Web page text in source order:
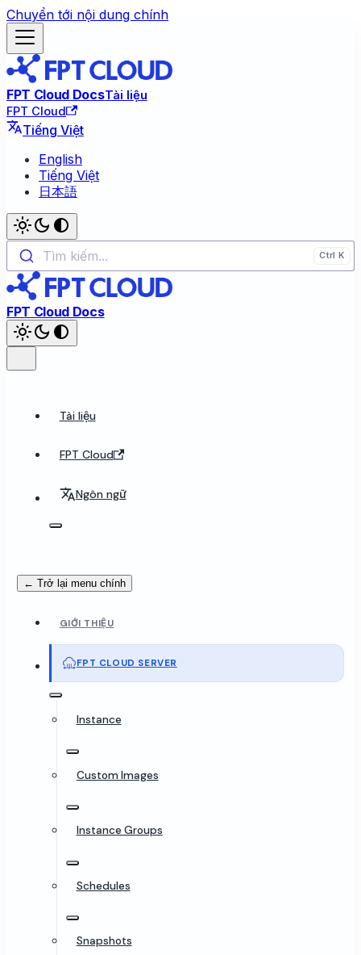
Chuyển tới nội dung chính
FPT Cloud DocsTài liệu
FPT Cloud
Tiếng Việt
English
Tiếng Việt
日本語
Tìm kiếm...
FPT Cloud Docs
Tài liệu
FPT Cloud
Ngôn ngữ
← Trở lại menu chính
GIỚI THIỆU
FPT CLOUD SERVER
Instance
Custom Images
Instance Groups
Schedules
Snapshots